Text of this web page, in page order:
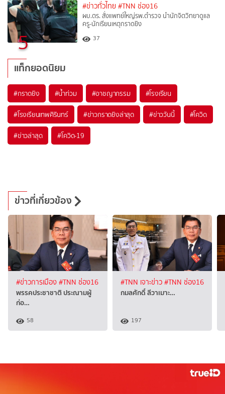
5
#ข่าวทั่วไทย #TNN ช่อง16
ผบ.ตร. สั่งแพทย์ใหญ่รพ.ตำรวจ นำนักจิตวิทยาดูแล
ครู-นักเรียนเหตุกราดยิง
37
แท็กยอดนิยม
#กราดยิง #น้ำท่วม #อาชญากรรม #โรงเรียน
#โรงเรียนเทพศิรินทร์ #ข่าวกราดยิงล่าสุด #ข่าววันนี้ #โควิด
#ข่าวล่าสุด #โควิด-19
ข่าวที่เกี่ยวข้อง
#ข่าวการเมือง#TNN ช่อง16
พรรคประชาชาติ ประณามผู้
ก่อ…
58
#TNN เจาะข่าว#TNN ช่อง16
กมลศักดิ์ ลีวาเมาะ…
197